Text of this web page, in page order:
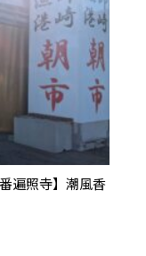
遍照寺】潮風香